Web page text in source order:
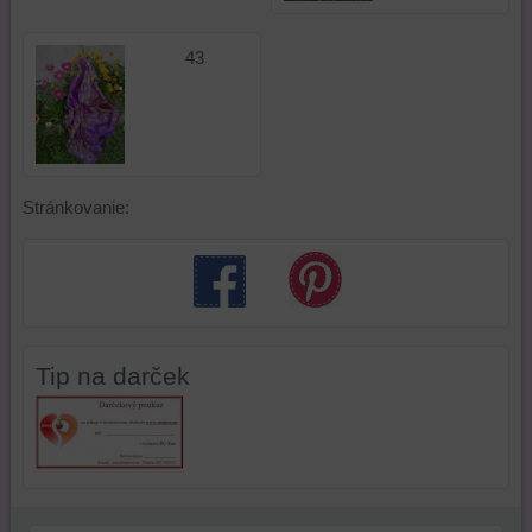
43
Stránkovanie:
Tip na darček